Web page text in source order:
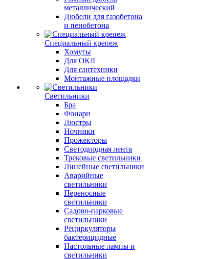
металлический
Дюбели для газобетона
и пенобетона
Специальный крепеж
Хомуты
Для ОКЛ
Для сантехники
Монтажные площадки
Светильники
Бра
Фонари
Люстры
Ночники
Прожекторы
Светодиодная лента
Трековые светильники
Линейные светильники
Аварийные
светильники
Переносные
светильники
Садово-парковые
светильники
Рециркуляторы
бактерицидные
Настольные лампы и
светильники